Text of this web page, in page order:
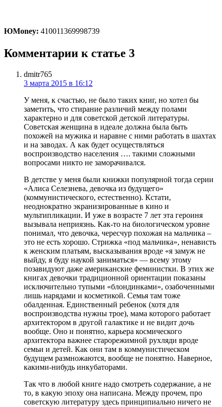
ЮMoney: 410011369998739
Комментарии к статье 3
dmitr765
3 марта 2015 в 16:12
У меня, к счастью, не было таких книг, но хотел бы
заметить, что стирание различий между полами
характерно и для советской детской литературы.
Советская женщина в идеале должна была быть
похожей на мужика и наравне с ними работать в шахтах
и на заводах. А как будет осуществляться
воспроизводство населения …. такими сложными
вопросами никто не заморачивался.
В детстве у меня были книжки популярной тогда серии
«Алиса Селезнева, девочка из будущего»
(коммунистического, естественно). Кстати,
неоднократно экранизированные в кино и
мультипликации. И уже в возрасте 7 лет эта героиня
вызывала неприязнь. Как-то на биологическом уровне
понимал, что девочка, чересчур похожая на мальчика –
это не есть хорошо. Стрижка «под мальчика», ненависть
к женским платьям, высказывания вроде «я замуж не
выйду, я буду наукой заниматься» — всему этому
позавидуют даже американские феминистки. В этих же
книгах девочки традиционной ориентации показаны
исключительно тупыми «блондинками», озабоченными
лишь нарядами и косметикой. Семья там тоже
обалденная. Единственный ребенок (хотя для
воспроизводства нужны трое), мама которого работает
архитектором в другой галактике и не видит дочь
вообще. Оно и понятно, карьера космического
архитектора важнее старорежимной рухляди вроде
семьи и детей. Как они там в коммунистическом
будущем размножаются, вообще не понятно. Наверное,
какими-нибудь инкубаторами.
Так что в любой книге надо смотреть содержание, а не
то, в какую эпоху она написана. Между прочем, про
советскую литературу здесь принципиально ничего не